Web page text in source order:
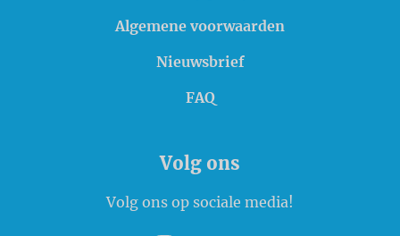
Algemene voorwaarden
Nieuwsbrief
FAQ
Volg ons
Volg ons op sociale media!